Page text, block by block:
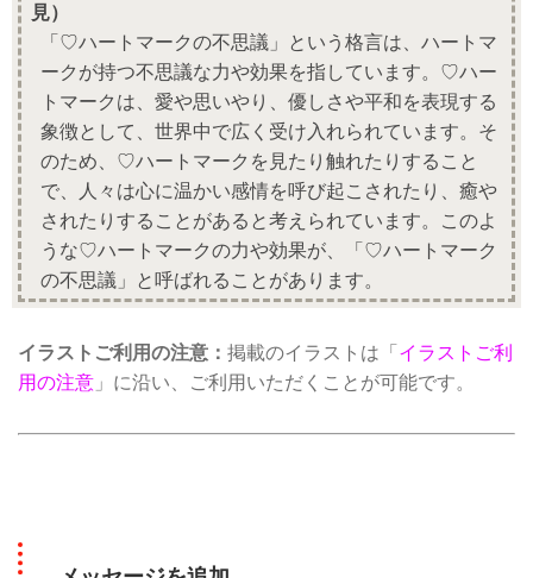
見）
「♡ハートマークの不思議」という格言は、ハートマ
ークが持つ不思議な力や効果を指しています。♡ハー
トマークは、愛や思いやり、優しさや平和を表現する
象徴として、世界中で広く受け入れられています。そ
のため、♡ハートマークを見たり触れたりすること
で、人々は心に温かい感情を呼び起こされたり、癒や
されたりすることがあると考えられています。このよ
うな♡ハートマークの力や効果が、「♡ハートマーク
の不思議」と呼ばれることがあります。
イラストご利用の注意： 掲載のイラストは「 イラストご利
用の注意 」に沿い、ご利用いただくことが可能です。